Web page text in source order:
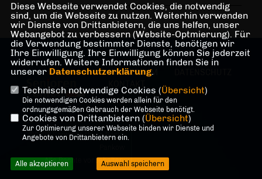
IMPRESSUM
@2026 Senioren Union Berlin
Alle Rechte vorbehalten.
Diese Webseite verwendet Cookies, die notwendig
sind, um die Webseite zu nutzen. Weiterhin verwenden
wir Dienste von Drittanbietern, die uns helfen, unser
Webangebot zu verbessern (Website-Optmierung). Für
die Verwendung bestimmter Dienste, benötigen wir
Ihre Einwilligung. Ihre Einwilligung können Sie jederzeit
widerrufen. Weitere Informationen finden Sie in
unserer Datenschutzerklärung.
Technisch notwendige Cookies (Übersicht)
Die notwendigen Cookies werden allein für den
ordnungsgemäßen Gebrauch der Webseite benötigt.
Cookies von Drittanbietern (Übersicht)
Zur Optimierung unserer Webseite binden wir Dienste und
Angebote von Drittanbietern ein.
Alle akzeptieren Auswahl speichern